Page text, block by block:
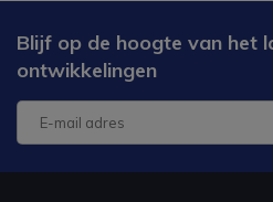
Blijf op de hoogte van het
ontwikkelingen